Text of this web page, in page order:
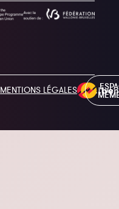
MENTIONS LÉGALES